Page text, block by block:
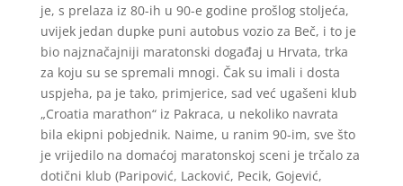
je, s prelaza iz 80-ih u 90-e godine prošlog stoljeća,
uvijek jedan dupke puni autobus vozio za Beč, i to je
bio najznačajniji maratonski događaj u Hrvata, trka
za koju su se spremali mnogi. Čak su imali i dosta
uspjeha, pa je tako, primjerice, sad već ugašeni klub
„Croatia marathon“ iz Pakraca, u nekoliko navrata
bila ekipni pobjednik. Naime, u ranim 90-im, sve što
je vrijedilo na domaćoj maratonskoj sceni je trčalo za
dotični klub (Paripović, Lacković, Pecik, Gojević,